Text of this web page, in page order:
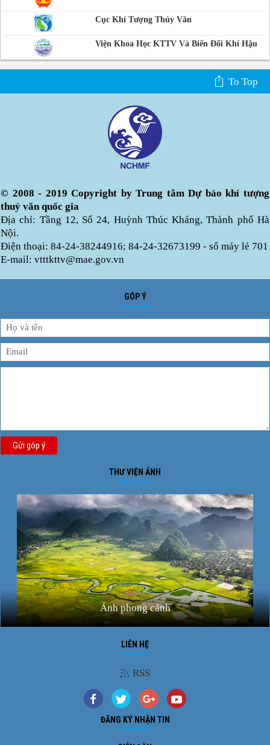
Cục Khí Tượng Thủy Văn
Viện Khoa Học KTTV Và Biến Đổi Khí Hậu
To Top
© 2008 - 2019 Copyright by Trung tâm Dự báo khí tượng
thuỷ văn quốc gia
Địa chỉ: Tầng 12, Số 24, Huỳnh Thúc Kháng, Thành phố Hà
Nội.
Điện thoại: 84-24-38244916; 84-24-32673199 - số máy lẻ 701
E-mail: vtttkttv@mae.gov.vn
GÓP Ý
Gửi góp ý
THƯ VIỆN ẢNH
Ảnh phong cảnh
LIÊN HỆ
RSS
ĐĂNG KÝ NHẬN TIN